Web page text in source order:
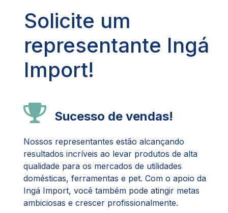
Solicite um
representante Ingá
Import!
Sucesso de vendas!
Nossos representantes estão alcançando
resultados incríveis ao levar produtos de alta
qualidade para os mercados de utilidades
domésticas, ferramentas e pet. Com o apoio da
Ingá Import, você também pode atingir metas
ambiciosas e crescer profissionalmente.